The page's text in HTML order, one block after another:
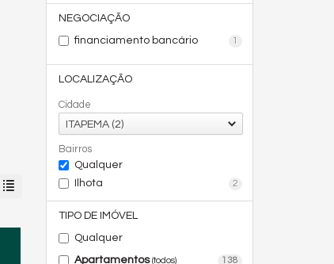
NEGOCIAÇÃO
financiamento bancário
1
LOCALIZAÇÃO
Cidade
ITAPEMA (2)
Bairros
Qualquer
Ilhota
2
TIPO DE IMÓVEL
Qualquer
Apartamentos(todos) 138